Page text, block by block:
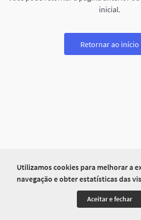
Utilizamos cookies para melhorar a
navegação e obter estatísticas das
Aceitar e fechar
inicial.
Retornar ao início